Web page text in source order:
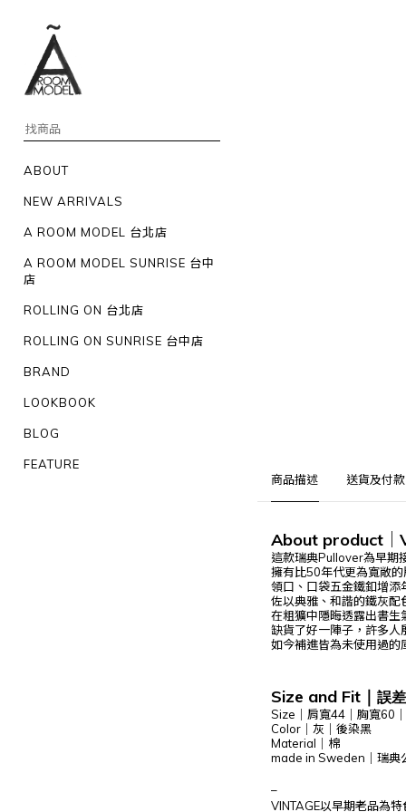
ABOUT
NEW ARRIVALS
A ROOM MODEL 台北店
A ROOM MODEL SUNRISE 台中
店
ROLLING ON 台北店
ROLLING ON SUNRISE 台中店
BRAND
LOOKBOOK
BLOG
FEATURE
商品描述
送貨及付
About product｜
這款瑞典Pullover為早期
擁有比50年代更為寬敞的
領口、口袋五金鐵釦增添
佐以典雅、和諧的鐵灰配
在粗獷中隱晦透露出書生
缺貨了好一陣子，許多人
如今補進皆為未使用過的
Size and Fit｜ 誤
Size
肩寬44｜胸寬60
Color｜灰｜後染黑
Material｜棉
made in Sweden｜瑞典
–
VINTAGE以早期老品為特